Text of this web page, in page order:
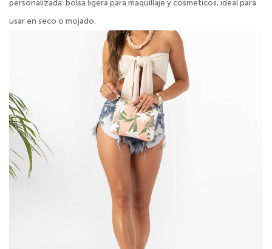
personalizada: bolsa ligera para maquillaje y cosméticos, ideal para
usar en seco o mojado.